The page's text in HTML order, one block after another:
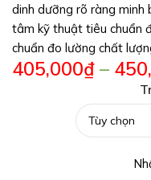
dinh dưỡng rõ ràng minh
tâm kỹ thuật tiêu chuẩn
chuẩn đo lường chất
405,000₫ –